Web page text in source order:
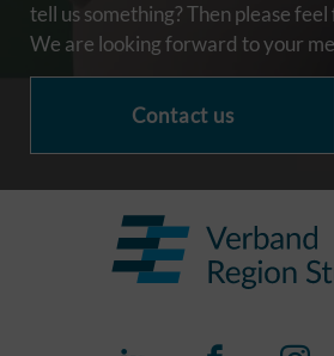
tell us something? Then please
We are looking forward to your
Contact us